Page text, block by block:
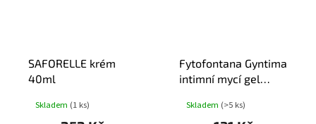
SAFORELLE krém
40ml
Skladem (1 ks)
Fytofontana Gyntima
intimní mycí gel
Skladem (>5 ks)